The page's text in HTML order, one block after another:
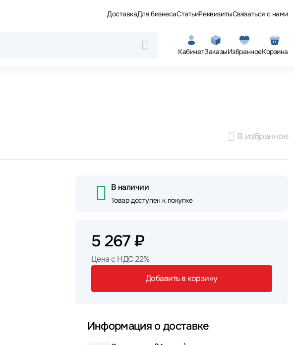
ДоставкаДля бизнесаСтатьиРеквизитыСвязаться с нами
КабинетЗаказыИзбранноеКорзина
В избранное
В наличии
Товар доступен к покупке
5 267 ₽
Цена с НДС 22%
Добавить в корзину
Информация о доставке